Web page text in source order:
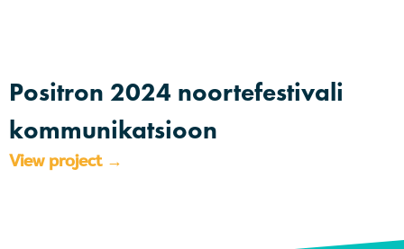
Positron 2024 noortefestivali
kommunikatsioon
View project →